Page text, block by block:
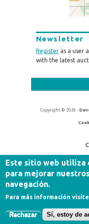
Newsletter
Registeras a user
with the latest
Copyright © 2026 -
Este sitio web utiliza
para mejorar
navegación.
Para más información
Rechazar Sí, estoy de